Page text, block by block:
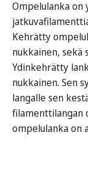
Ompelulanka
Kehrätty
nukkainen, sekä
Ydinkehrätty
nukkainen. Sen
langalle sen
filamenttilangan
ompelulanka on